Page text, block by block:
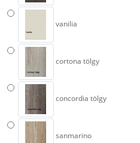
vanilia
cortona tölgy
concordia tölgy
sanmarino